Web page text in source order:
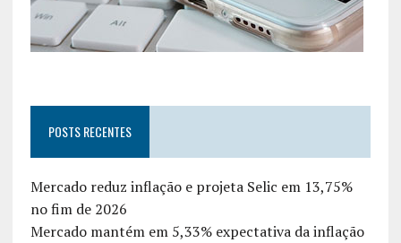
POSTS RECENTES
Mercado reduz inflação e projeta Selic em 13,75%
no fim de 2026
Mercado mantém em 5,33% expectativa da inflação